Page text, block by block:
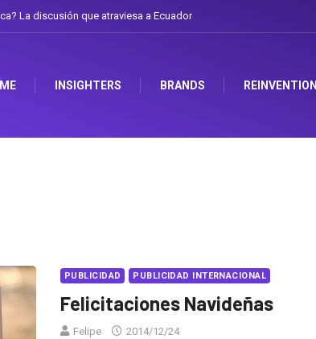
La discusión que atraviesa a Ecuador
INSIGHTERS BRANDS REINVENTION
PUBLICIDAD PUBLICIDAD INTERNACIONAL
Felicitaciones Navideñas
Felipe 2014/12/24